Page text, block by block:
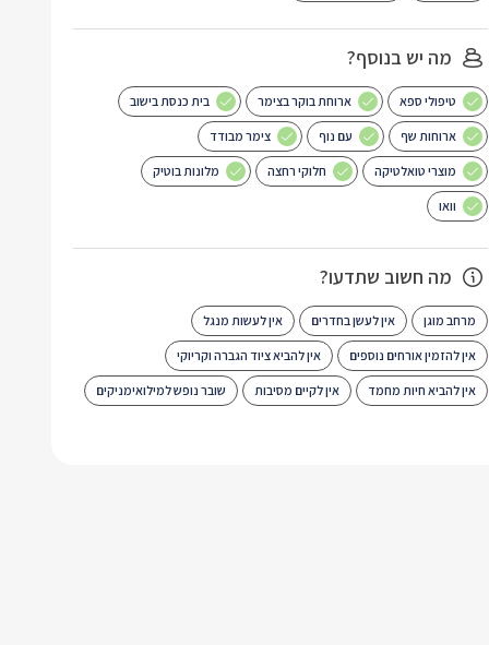
מה יש בנוסף?
טיפולי ספא ארוחת בוקר בצימר בית כנסת בישוב
ארוחות שף עם נוף צימר מבודד
מוצרי טואלטיקה חלוקי רחצה מלונות בוטיק
וואו
מה חשוב שתדעו?
מרחב מוגן אין לעשן בחדרים אין לעשות מנגל
אין להזמין אורחים נוספים אין להביא ציוד הגברה וקריוקי
אין להביא חיות מחמד אין לקיים מסיבות שובר נופש למילואימניקים